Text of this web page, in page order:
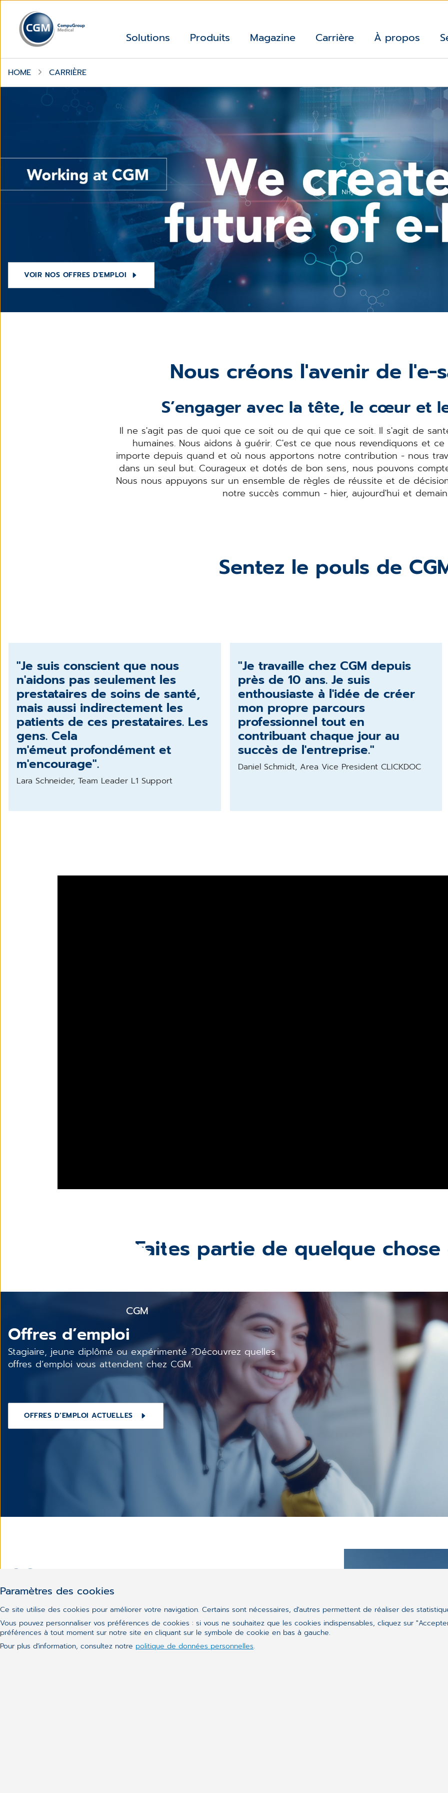
Solutions Produits Magazine Carrière À propos
HOME CARRIÈRE
VOIR NOS OFFRES D'EMPLOI
Nous créons l'avenir de l'e-
S’engager avec la tête, le cœur et
Il ne s'agit pas de quoi que ce soit ou de qui que ce soit. Il s'agit de
humaines. Nous aidons à guérir. C'est ce que nous revendiquons et
importe depuis quand et où nous apportons notre contribution - nous
dans un seul but. Courageux et dotés de bon sens, nous pouvons
Nous nous appuyons sur un ensemble de règles de réussite et de
notre succès commun - hier, aujourd'hui et
Sentez le pouls de
"Je suis conscient que nous
n'aidons pas seulement les
prestataires de soins de santé,
mais aussi indirectement les
patients de ces prestataires. Les
gens. Cela
m'émeut profondément et
m'encourage".
Lara Schneider, Team Leader L1 Support
"Je travaille chez CGM depuis
près de 10 ans. Je suis
enthousiaste à l'idée de créer
mon propre parcours
professionnel tout en
contribuant chaque jour au
succès de l'entreprise."
Daniel Schmidt, Area Vice President CLICKDOC
CGM
Faites partie de quelque
Offres d’emploi
Stagiaire, jeune diplômé ou expérimenté ?Découvrez quelles
offres d’emploi vous attendent chez CGM.
OFFRES D’EMPLOI ACTUELLES
CGM EN BREF
CompuGroup Medical édite des logiciels de premier plan pour améliorer
la santé et la qualité des soins. Nous construisons des liens entre les
médecins, les pharmacies, les assurances santé, les laboratoires, les
centres de soins, les hôpitaux et les aidons à traiter leurs patients de
Paramètres des cookies
Ce site utilise des cookies pour améliorer votre navigation. Certains sont nécessaires, d'autres permettent de réaliser des
Vous pouvez personnaliser vos préférences de cookies : si vous ne souhaitez que les cookies indispensables, cliquez sur
préférences à tout moment sur notre site en cliquant sur le symbole de cookie en bas à gauche.
Pour plus d'information, consultez notre politique de données personnelles.